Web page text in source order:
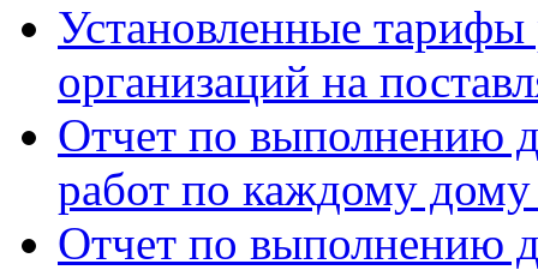
Установленные
организаций на
Отчет по выполнению
работ по каждому
Отчет по выполнению